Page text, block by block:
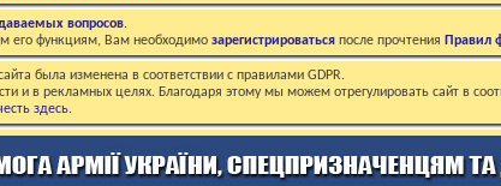
вопросов.
его функциям, Вам необходимо зарегистрироваться после прочтения Правил
была изменена в соответствии с правилами GDPR.
и в рекламных целях. Благодаря этому мы можем отрегулировать сайт в
здесь.